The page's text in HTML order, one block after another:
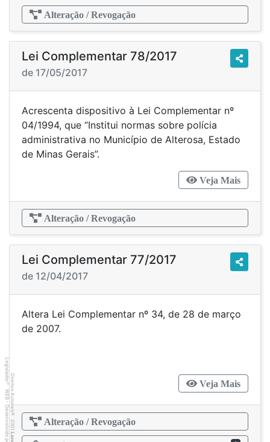
Alteração / Revogação
Lei Complementar 78/2017
de 17/05/2017
Acrescenta dispositivo à Lei Complementar nº
04/1994, que “Institui normas sobre polícia
administrativa no Município de Alterosa, Estado
de Minas Gerais”.
Veja Mais
Alteração / Revogação
Lei Complementar 77/2017
de 12/04/2017
Altera Lei Complementar nº 34, de 28 de março
de 2007.
Veja Mais
Alteração / Revogação
Direitos Autorais
©
2001
Legislador
®
WEB - Desenvolvido por